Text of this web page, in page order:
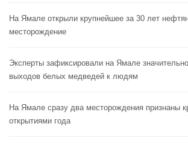
На Ямале открыли крупнейшее за 30 лет
месторождение
Эксперты зафиксировали на Ямале
выходов белых медведей к людям
На Ямале сразу два месторождения признаны
открытиями года